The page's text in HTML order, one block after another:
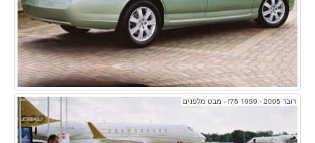
רובר r75 1999 - 2005 - מבט מלפנים